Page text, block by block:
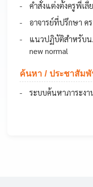
คำสั่งแต่งตั้งครูพี่เลี้
อาจารย์ที่ปรึกษา ค
แนวปฏิบัติสำหรับน
new normal
ค้นหา / ประชาสัม
ระบบค้นหาภาระงา